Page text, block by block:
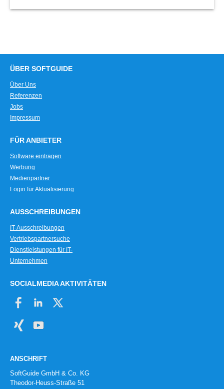
ÜBER SOFTGUIDE
Über Uns
Referenzen
Jobs
Impressum
FÜR ANBIETER
Software eintragen
Werbung
Medienpartner
Login für Aktualisierung
AUSSCHREIBUNGEN
IT-Ausschreibungen
Vertriebspartnersuche
Dienstleistungen für IT-
Unternehmen
SOCIALMEDIA AKTIVITÄTEN
ANSCHRIFT
SoftGuide GmbH & Co. KG
Theodor-Heuss-Straße 51